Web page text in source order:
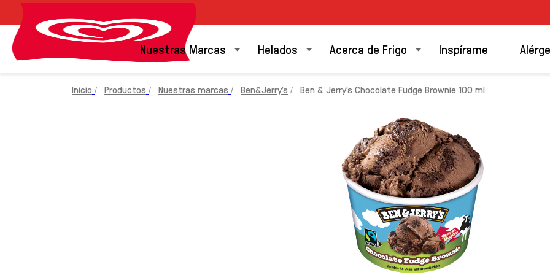
Nuestras Marcas Helados Acerca de Frigo Inspírame
Inicio Productos Nuestras marcas Ben&Jerry's Ben & Jerry's Chocolate Fudge Brownie 100 ml